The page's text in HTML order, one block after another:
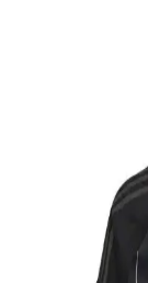
Beşiktaş erkek
yerine internet
için resmi satış
Beşiktaş 2
Kimliğindeki